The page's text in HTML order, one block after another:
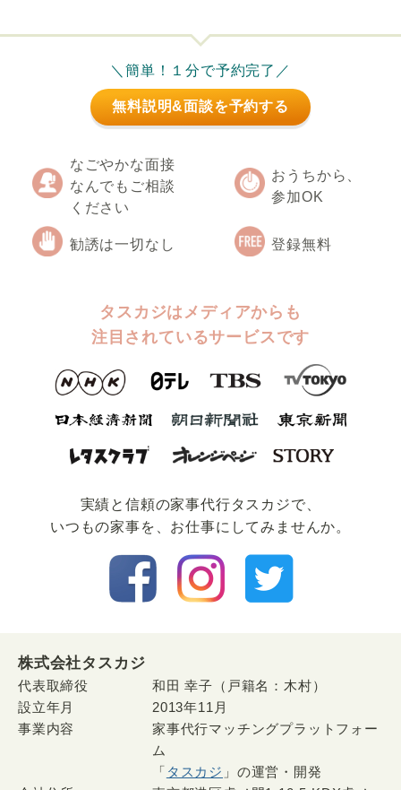
＼簡単！１分で予約完了／
無料説明&面談を予約する
なごやかな面接
なんでもご相談
ください
おうちから、
参加OK
勧誘は一切なし 登録無料
タスカジはメディアからも
注目されているサービスです
実績と信頼の家事代⾏タスカジで、
いつもの家事を、お仕事にしてみませんか。
株式会社タスカジ
代表取締役
和田 幸子（戸籍名：木村）
設立年月
2013年11月
事業内容
家事代行マッチングプラットフォー
ム
「 タスカジ 」の運営・開発